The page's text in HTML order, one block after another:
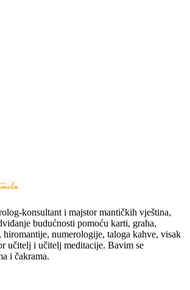
konsultant i majstor mantičkih vještina,
budućnosti pomoću karti, graha,
hiromantije, numerologije, taloga kahve, visak
učitelj i učitelj meditacije. Bavim se
i čakrama.